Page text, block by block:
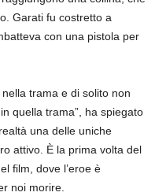
Garati fu costretto a
con una pistola per
trama e di solito non
quella trama”, ha spiegato
una delle uniche
attivo. È la prima volta del
film, dove l’eroe è
noi morire.